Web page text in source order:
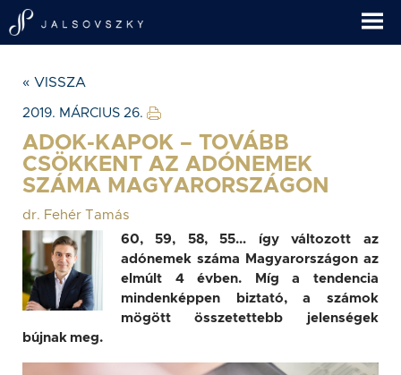
« VISSZA
2019. MÁRCIUS 26.
ADOK-KAPOK – TOVÁBB
CSÖKKENT AZ ADÓNEMEK
SZÁMA MAGYARORSZÁGON
dr. Fehér Tamás
60, 59, 58, 55… így változott az
adónemek száma Magyarországon az
elmúlt 4 évben. Míg a tendencia
mindenképpen biztató, a számok
mögött összetettebb jelenségek
bújnak meg.